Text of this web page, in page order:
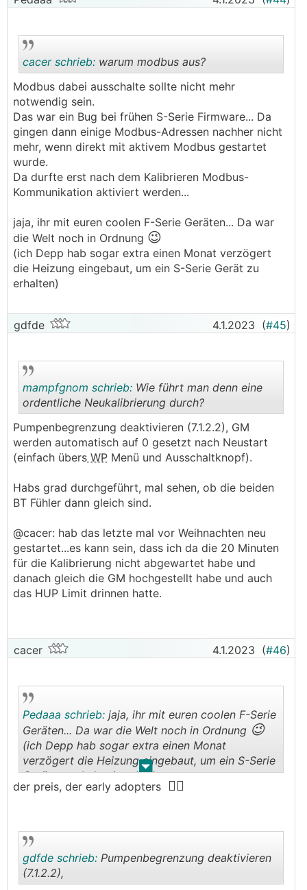
..
cacer schrieb: warum modbus aus?
Modbus dabei ausschalte sollte nicht mehr
notwendig sein.
Das war ein Bug bei frühen S-Serie Firmware... Da
gingen dann einige Modbus-Adressen nachher nicht
mehr, wenn direkt mit aktivem Modbus gestartet
wurde.
Da durfte erst nach dem Kalibrieren Modbus-
Kommunikation aktiviert werden...
jaja, ihr mit euren coolen F-Serie Geräten... Da war
die Welt noch in Ordnung 😉
(ich Depp hab sogar extra einen Monat verzögert
die Heizung eingebaut, um ein S-Serie Gerät zu
erhalten)
gdfde 4.1.2023 (#45)
.
mampfgnom schrieb: Wie führt man denn eine
ordentliche Neukalibrierung durch?
Pumpenbegrenzung deaktivieren (7.1.2.2), GM
werden automatisch auf 0 gesetzt nach Neustart
(einfach übers WP Menü und Ausschaltknopf).
Habs grad durchgeführt, mal sehen, ob die beiden
BT Fühler dann gleich sind.
@cacer: hab das letzte mal vor Weihnachten neu
gestartet...es kann sein, dass ich da die 20 Minuten
für die Kalibrierung nicht abgewartet habe und
danach gleich die GM hochgestellt habe und auch
das HUP Limit drinnen hatte.
cacer 4.1.2023 (#46)
. .
Pedaaa schrieb: jaja, ihr mit euren coolen F-Serie
Geräten... Da war die Welt noch in Ordnung 😉
(ich Depp hab sogar extra einen Monat
verzögert die Heizung eingebaut, um ein S-Serie
Gerät zu erhalten)
der preis, der early adopters 🤷‍♂️
gdfde schrieb: Pumpenbegrenzung deaktivieren
(7.1.2.2),